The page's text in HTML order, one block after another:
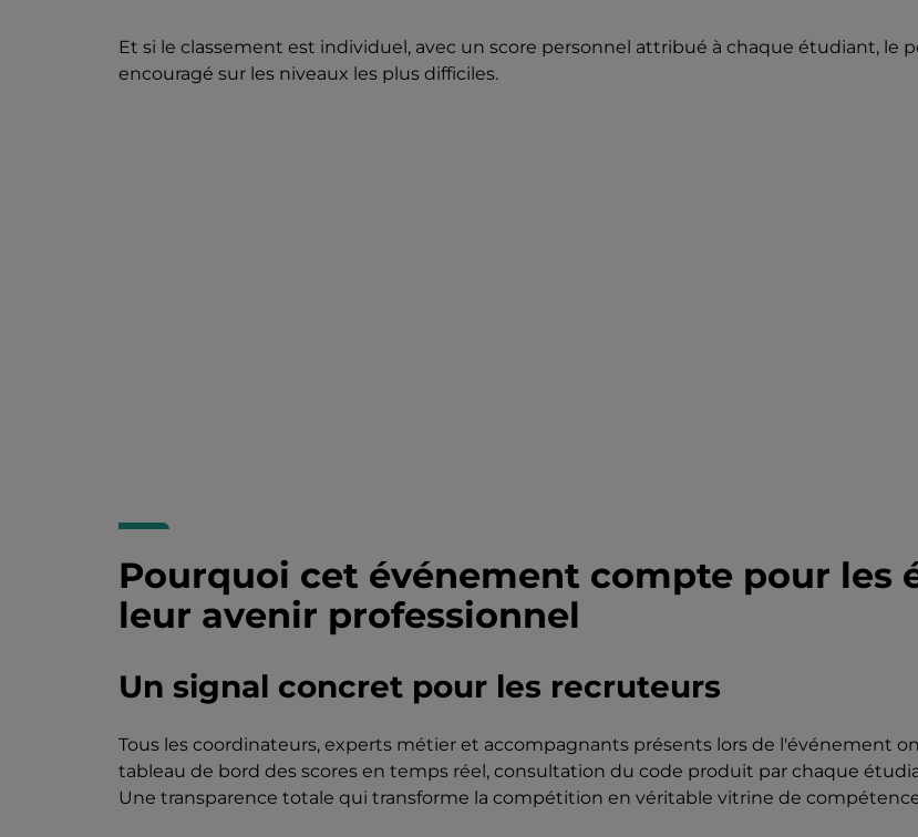
Et si le classement est individuel, avec un score personnel attribué à chaque étudiant, le
encouragé sur les niveaux les plus difficiles.
Pourquoi cet événement compte pour les
leur avenir professionnel
Un signal concret pour les recruteurs
Tous les coordinateurs, experts métier et accompagnants présents lors de l'événement
tableau de bord des scores en temps réel, consultation du code produit par chaque
Une transparence totale qui transforme la compétition en véritable vitrine de